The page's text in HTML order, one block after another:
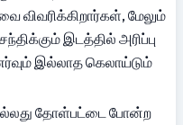
விவரிக்கிறார்கள், மேலும்
இடத்தில் அரிப்பு
இல்லாத கெலாய்டும்
தோள்பட்டை போன்ற